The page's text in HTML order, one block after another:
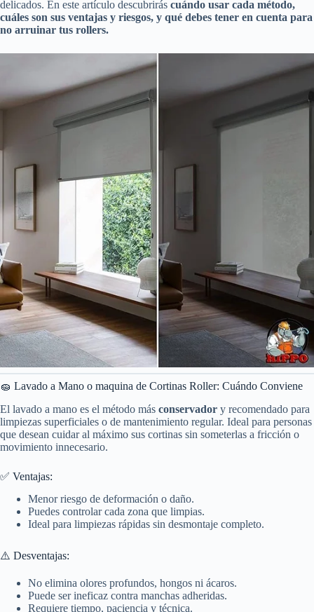
delicados. En este artículo descubrirás cuándo usar cada método,
cuáles son sus ventajas y riesgos, y qué debes tener en cuenta para
no arruinar tus rollers.
🧽 Lavado a Mano o maquina de Cortinas Roller: Cuándo Conviene
El lavado a mano es el método más conservador y recomendado para
limpiezas superficiales o de mantenimiento regular. Ideal para personas
que desean cuidar al máximo sus cortinas sin someterlas a fricción o
movimiento innecesario.
✅ Ventajas:
Menor riesgo de deformación o daño.
Puedes controlar cada zona que limpias.
Ideal para limpiezas rápidas sin desmontaje completo.
⚠️ Desventajas:
No elimina olores profundos, hongos ni ácaros.
Puede ser ineficaz contra manchas adheridas.
Requiere tiempo, paciencia y técnica.